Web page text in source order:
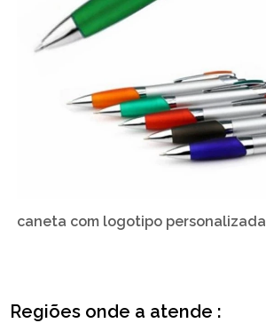
caneta com logotipo personalizada
Regiões onde a atende :